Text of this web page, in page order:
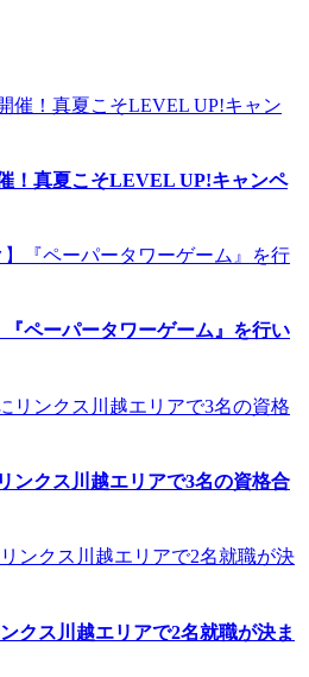
！真夏こそLEVEL UP!キャンペ
『ペーパータワーゲーム』を行い
ンクス川越エリアで3名の資格合
クス川越エリアで2名就職が決ま